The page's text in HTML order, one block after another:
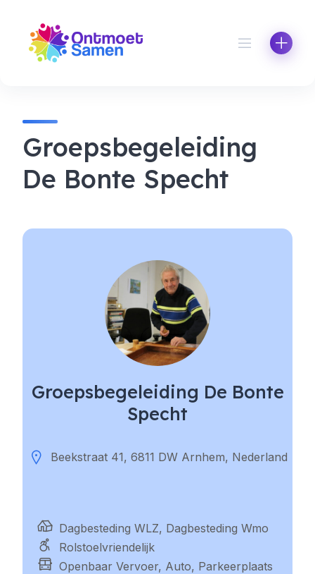
content
Groepsbegeleiding
De Bonte Specht
Groepsbegeleiding De Bonte
Specht
Beekstraat 41, 6811 DW Arnhem, Nederland
Dagbesteding WLZ, Dagbesteding Wmo
Rolstoelvriendelijk
Openbaar Vervoer, Auto, Parkeerplaats